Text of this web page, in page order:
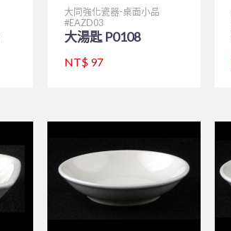
大同強化瓷器-桌面小品
EAZD03
大湯匙 P0108
NT$ 97